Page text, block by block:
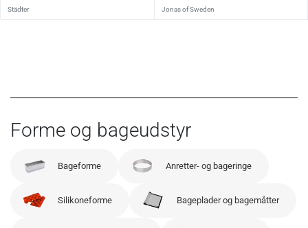
Städter Jonas of Sweden
Forme og bageudstyr
Bageforme Anretter- og bageringe
Silikoneforme Bageplader og bagemåtter